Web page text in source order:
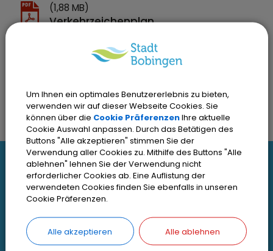
(1,88 MB)
Verkehrzeichenplan
I
n
t
e
Interessante Links
Kontakt
Inhaltsverzeichnis
Impressum
Um Ihnen ein optimales Benutzererlebnis zu bieten,
verwenden wir auf dieser Webseite Cookies. Sie
können über die Cookie PräferenzenIhre aktuelle
Cookie Auswahl anpassen. Durch das Betätigen des
Buttons "Alle akzeptieren" stimmen Sie der
Verwendung aller Cookies zu. Mithilfe des Buttons "Alle
ablehnen" lehnen Sie der Verwendung nicht
erforderlicher Cookies ab. Eine Auflistung der
verwendeten Cookies finden Sie ebenfalls in unseren
Cookie Präferenzen.
Alle akzeptieren Alle ablehnen